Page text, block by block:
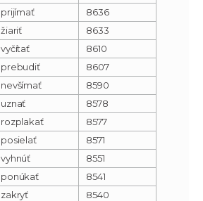
prijímať
8636
žiariť
8633
vyčítať
8610
prebudiť
8607
nevšímať
8590
uznať
8578
rozplakať
8577
posielať
8571
vyhnúť
8551
ponúkať
8541
zakryť
8540